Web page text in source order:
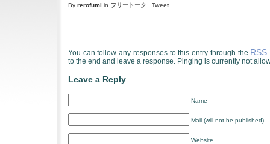
By rerofumi in フリートーク Tweet
You can follow any responses to this entry through the RSS
to the end and leave a response. Pinging is currently not
Leave a Reply
Name
Mail (will not be published)
Website